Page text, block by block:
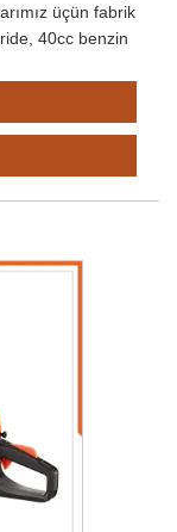
üçün fabrik
40cc benzin